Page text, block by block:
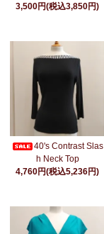
3,500円(税込3,850円)
40's Contrast Slas
h Neck Top
4,760円(税込5,236円)